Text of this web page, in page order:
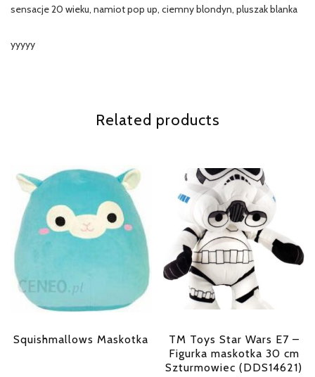
sensacje 20 wieku, namiot pop up, ciemny blondyn, pluszak blanka
yyyyy
Related products
Squishmallows Maskotka
TM Toys Star Wars E7 –
Figurka maskotka 30 cm
Szturmowiec (DDS14621)